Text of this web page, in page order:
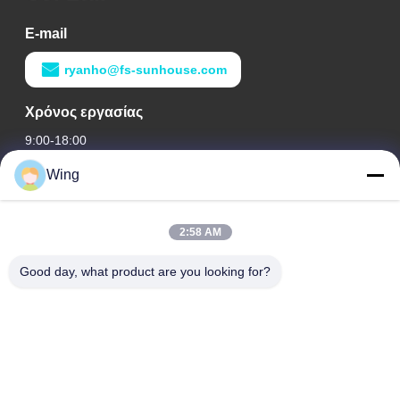
E-mail
ryanho@fs-sunhouse.com
Χρόνος εργασίας
9:00-18:00
Η διεύθυνσή μας
Διεθνές κτήριο Weiye, δρόμος Yixian, κωμόπολη του Δαλιού,
Wing
2:58 AM
Good day, what product are you looking for?